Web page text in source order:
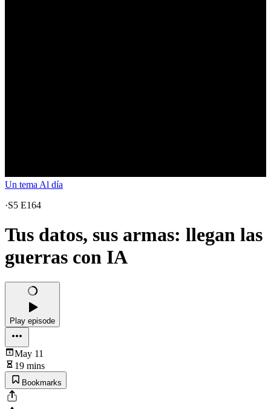
Un tema Al día
·S5 E164
Tus datos, sus armas: llegan las
guerras con IA
Play episode
May 11
19 mins
Bookmarks